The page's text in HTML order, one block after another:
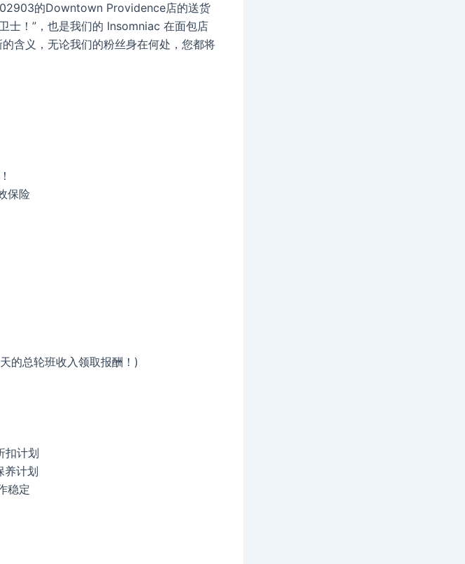
的Downtown Providence店的送货
士！”，也是我们的 Insomniac 在面包店
含义，无论我们的粉丝身在何处，您都将
保险
的总轮班收入领取报酬！)
扣计划
养计划
稳定